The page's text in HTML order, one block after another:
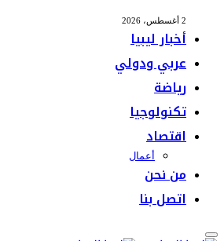
2 أغسطس، 2026
أخبار ليبيا
عربي ودولي
رياضة
تكنولوجيا
اقتصاد
أعمال
من نحن
اتصل بنا